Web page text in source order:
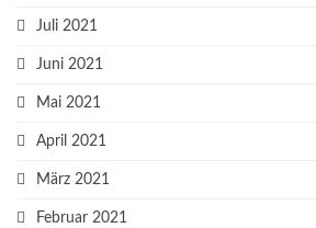
Juli 2021
Juni 2021
Mai 2021
April 2021
März 2021
Februar 2021